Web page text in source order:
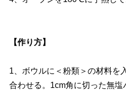
【作り方】
1、ボウルに＜粉類＞の材料を
合わせる。1cm角に切った無